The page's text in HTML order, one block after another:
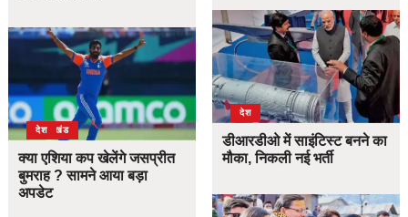
उत्तराखंड
देश
क्या एशिया कप खेलेंगे जसप्रीत
बुमराह ? सामने आया बड़ा
अपडेट
देश
डीआरडीओ में साइंटिस्ट बनने का
मौका, निकली नई भर्ती